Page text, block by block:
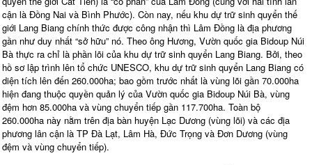
cận là Đồng Nai và Bình Phước). Còn nay, nếu khu dự trữ sinh quyển thế
giới Lang Biang chính thức được công nhận thì Lâm Đồng là địa phương
gần như duy nhất “sở hữu” nó. Theo ông Hương, Vườn quốc gia Bidoup Núi
Bà thực ra chỉ là phần lõi của khu dự trữ sinh quyển Lang Biang. Bởi, theo
hồ sơ lập trình lên tổ chức UNESCO, khu dự trữ sinh quyển Lang Biang có
diện tích lên đến 260.000ha; bao gồm trước nhất là vùng lõi gần 70.000ha
hiện đang thuộc quyền quản lý của Vườn quốc gia Bidoup Núi Bà, vùng
đệm hơn 85.000ha và vùng chuyển tiếp gần 117.700ha. Toàn bộ
260.000ha này nằm trên địa bàn huyện Lạc Dương (vùng lõi) và các địa
phương lân cận là TP Đà Lạt, Lâm Hà, Đức Trọng và Đơn Dương (vùng
đệm và vùng chuyển tiếp).